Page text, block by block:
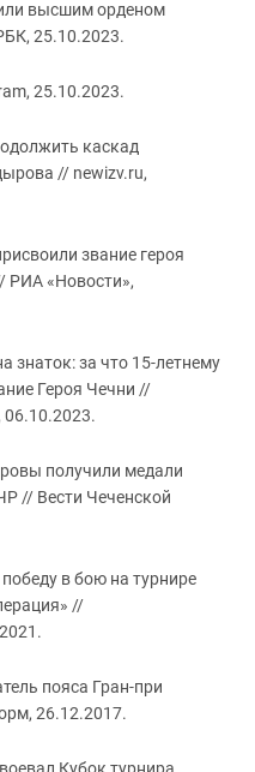
высшим орденом
25.10.2023.
25.10.2023.
каскад
// newizv.ru,
звание героя
РИА «Новости»,
знаток: за что 15‑летнему
Героя Чечни //
получили медали
// Вести Чеченской
в бою на турнире
//
пояса Гран‑при
26.12.2017.
Кубок турнира